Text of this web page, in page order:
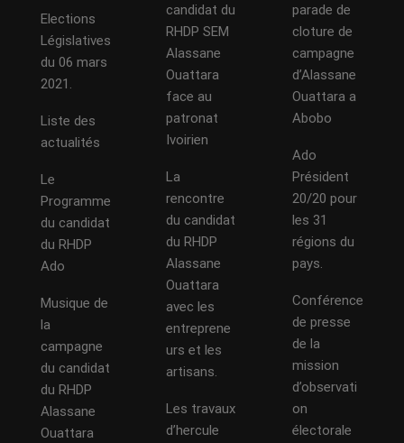
Elections
Législatives
du 06 mars
2021.
Liste des
actualités
Le
Programme
du candidat
du RHDP
Ado
Musique de
la
campagne
du candidat
du RHDP
Alassane
Ouattara
candidat du
RHDP SEM
Alassane
Ouattara
face au
patronat
Ivoirien
La
rencontre
du candidat
du RHDP
Alassane
Ouattara
avec les
entreprene
urs et les
artisans.
Les travaux
d’hercule
parade de
cloture de
campagne
d’Alassane
Ouattara a
Abobo
Ado
Président
20/20 pour
les 31
régions du
pays.
Conférence
de presse
de la
mission
d’observati
on
électorale